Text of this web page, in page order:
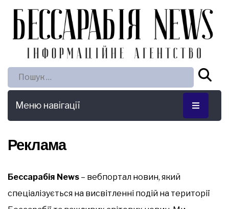
Пошук:
Меню навігації
Реклама
Бессарабія News – вебпортал новин, який
спеціалізується на висвітленні подій на території